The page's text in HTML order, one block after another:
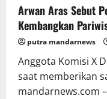
Arwan Aras Sebut
Kembangkan
putra mandarnews
Anggota Komisi X
saat memberikan
mandarnews.com